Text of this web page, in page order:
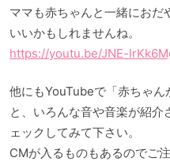
ママも赤ちゃんと一緒におだ
いいかもしれませんね。
https://youtu.be/JNE-
他にもYouTubeで「赤ちゃ
と、いろんな音や音楽が紹
ェックしてみて下さい。
CMが入るものもあるのでご